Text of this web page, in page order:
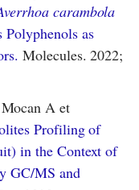
carambola
Polyphenols as
Molecules. 2022;
A et
Profiling of
in the Context of
GC/MS and